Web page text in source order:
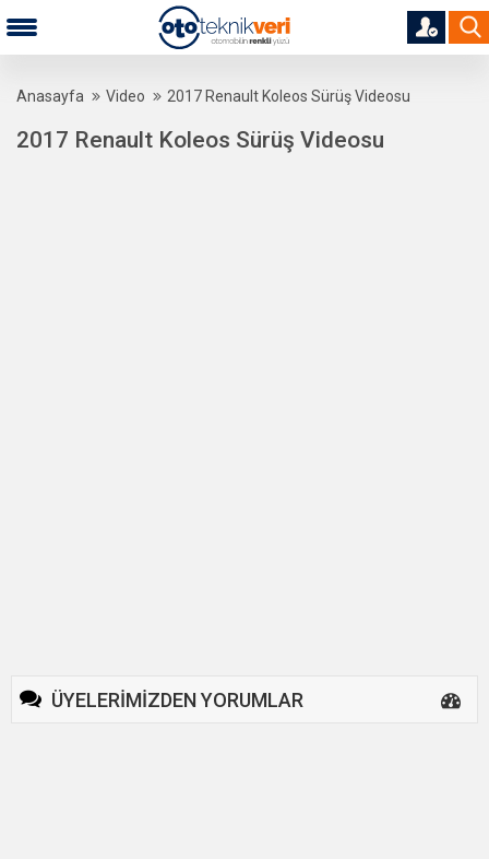
Anasayfa Video 2017 Renault Koleos Sürüş Videosu
2017 Renault Koleos Sürüş Videosu
ÜYELERİMİZDEN YORUMLAR